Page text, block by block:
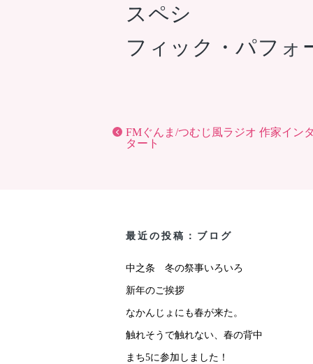
スペシ
フィック・パフォ
FMぐんま/つむじ風ラジオ 作家イン
タート
最近の投稿：ブログ
中之条 冬の祭事いろいろ
新年のご挨拶
なかんじょにも春が来た。
触れそうで触れない、春の背中
まち5に参加しました！